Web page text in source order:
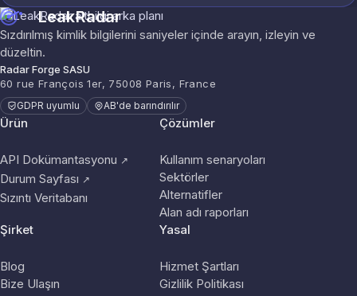
LeakRadar
Sızdırılmış kimlik bilgilerini saniyeler içinde arayın, izleyin ve
düzeltin.
Radar Forge SASU
60 rue François 1er, 75008 Paris, France
GDPR uyumlu AB'de barındırılır
Ürün
API Dokümantasyonu ↗
Durum Sayfası ↗
Sızıntı Veritabanı
Çözümler
Kullanım senaryoları
Sektörler
Alternatifler
Alan adı raporları
Şirket
Blog
Bize Ulaşın
Yasal
Hizmet Şartları
Gizlilik Politikası